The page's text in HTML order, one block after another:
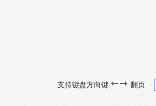
支持键盘方向键 翻页